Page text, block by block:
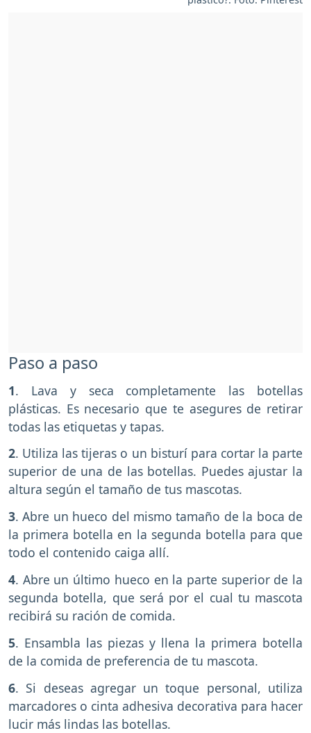
Paso a paso
1. Lava y seca completamente las botellas
plásticas. Es necesario que te asegures de retirar
todas las etiquetas y tapas.
2. Utiliza las tijeras o un bisturí para cortar la parte
superior de una de las botellas. Puedes ajustar la
altura según el tamaño de tus mascotas.
3. Abre un hueco del mismo tamaño de la boca de
la primera botella en la segunda botella para que
todo el contenido caiga allí.
4. Abre un último hueco en la parte superior de la
segunda botella, que será por el cual tu mascota
recibirá su ración de comida.
5. Ensambla las piezas y llena la primera botella
de la comida de preferencia de tu mascota.
6. Si deseas agregar un toque personal, utiliza
marcadores o cinta adhesiva decorativa para hacer
lucir más lindas las botellas.